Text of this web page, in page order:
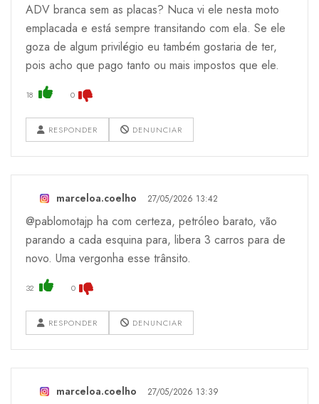
ADV branca sem as placas? Nuca vi ele nesta moto
emplacada e está sempre transitando com ela. Se ele
goza de algum privilégio eu também gostaria de ter,
pois acho que pago tanto ou mais impostos que ele.
18 0
RESPONDER DENUNCIAR
marceloa.coelho 27/05/2026 13:42
@pablomotajp ha com certeza, petróleo barato, vão
parando a cada esquina para, libera 3 carros para de
novo. Uma vergonha esse trânsito.
32 0
RESPONDER DENUNCIAR
marceloa.coelho 27/05/2026 13:39